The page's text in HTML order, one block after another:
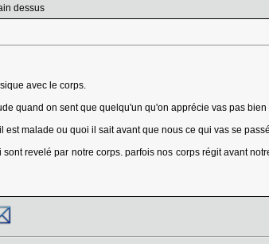
dessus
avec le corps.
quand on sent que quelqu'un qu'on apprécie vas pas
malade ou quoi il sait avant que nous ce qui vas se
revelé par notre corps. parfois nos corps régit avant